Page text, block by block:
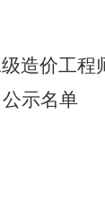
造价工程
公示名单